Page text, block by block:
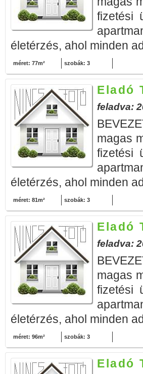
fizetési
életérzés, ahol minden
méret: 77m² szobák: 3
Eladó
feladva:
magas
fizetési
életérzés, ahol minden
méret: 81m² szobák: 3
Eladó
feladva:
magas
fizetési
életérzés, ahol minden
méret: 96m² szobák: 3
Eladó